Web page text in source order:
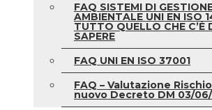
FAQ SISTEMI DI
AMBIENTALE UNI EN ISO
TUTTO QUELLO CHE C’È
SAPERE
FAQ UNI EN ISO 37001
FAQ – Valutazione
nuovo Decreto DM 03/06/